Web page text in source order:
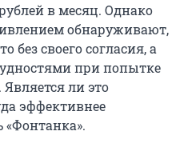
в месяц. Однако
обнаруживают,
без своего согласия, а
при попытке
ли это
эффективнее
«Фонтанка».